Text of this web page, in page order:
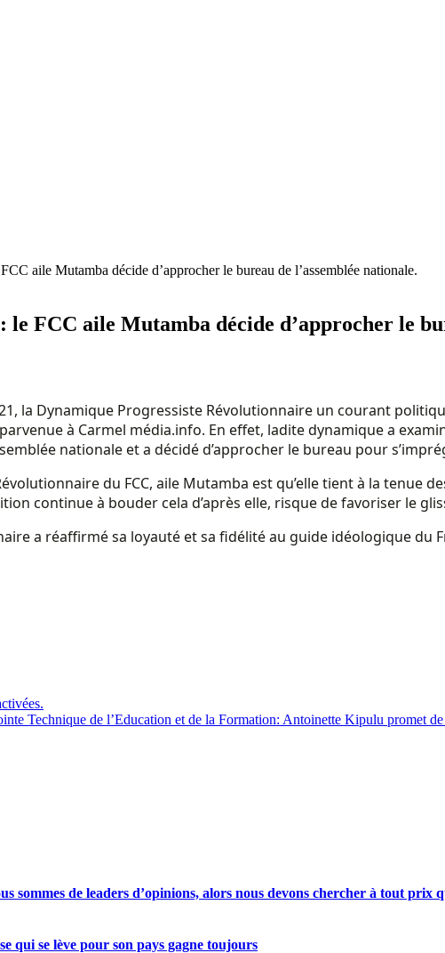
aile Mutamba décide d’approcher le bureau de l’assemblée nationale.
FCC aile Mutamba décide d’approcher le
la Dynamique Progressiste Révolutionnaire un courant
à Carmel média.info. En effet, ladite dynamique a
nationale et a décidé d’approcher le bureau pour
du FCC, aile Mutamba est qu’elle tient à la tenue
continue à bouder cela d’après elle, risque de favoriser le
a réaffirmé sa loyauté et sa fidélité au guide idéologique du
Technique de l’Education et de la Formation: Antoinette Kipulu promet
sommes de leaders d’opinions, alors nous devons chercher à tout
qui se lève pour son pays gagne toujours